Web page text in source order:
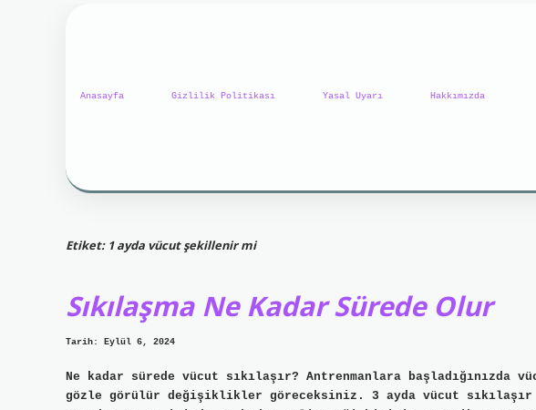
Anasayfa Gizlilik Politikası Yasal Uyarı Hakkımızda
Etiket: 1 ayda vücut şekillenir mi
Sıkılaşma Ne Kadar Sürede Olur
Tarih: Eylül 6, 2024
Ne kadar sürede vücut sıkılaşır? Antrenmanlara başladığınızda
gözle görülür değişiklikler göreceksiniz. 3 ayda vücut sıkılaşır